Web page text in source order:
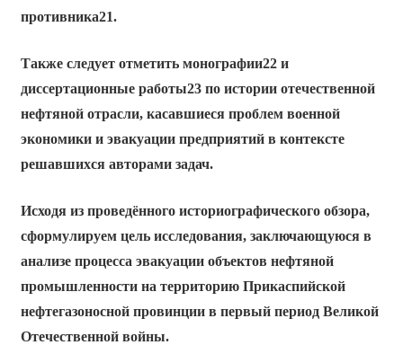
противника21.
Также следует отметить монографии22 и
диссертационные работы23 по истории отечественной
нефтяной отрасли, касавшиеся проблем военной
экономики и эвакуации предприятий в контексте
решавшихся авторами задач.
Исходя из проведённого историографического обзора,
сформулируем цель исследования, заключающуюся в
анализе процесса эвакуации объектов нефтяной
промышленности на территорию Прикаспийской
нефтегазоносной провинции в первый период Великой
Отечественной войны.